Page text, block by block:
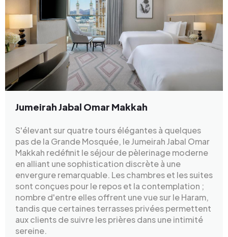
Jumeirah Jabal Omar Makkah
S'élevant sur quatre tours élégantes à quelques
pas de la Grande Mosquée, le Jumeirah Jabal Omar
Makkah redéfinit le séjour de pèlerinage moderne
en alliant une sophistication discrète à une
envergure remarquable. Les chambres et les suites
sont conçues pour le repos et la contemplation ;
nombre d'entre elles offrent une vue sur le Haram,
tandis que certaines terrasses privées permettent
aux clients de suivre les prières dans une intimité
sereine.